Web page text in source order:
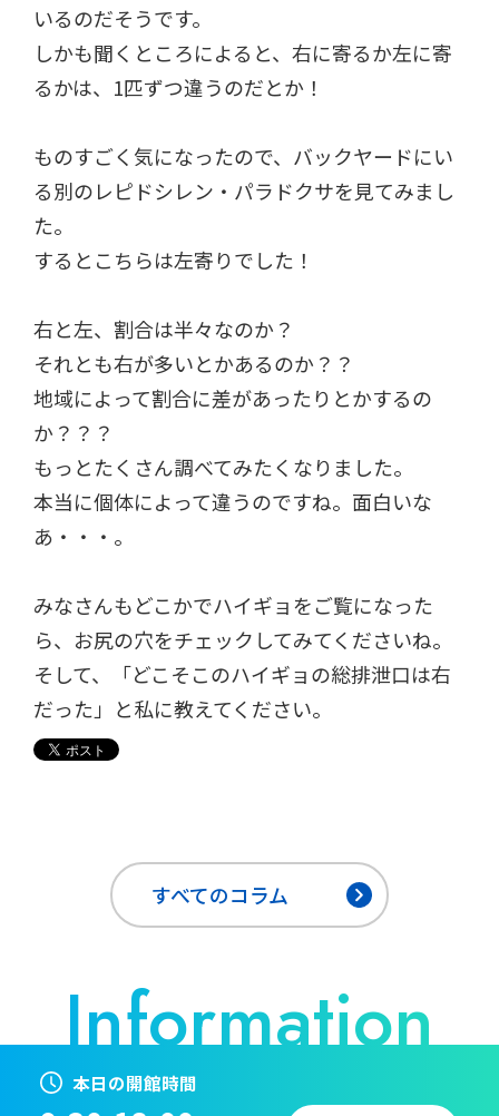
いるのだそうです。
しかも聞くところによると、右に寄るか左に寄
るかは、1匹ずつ違うのだとか！
ものすごく気になったので、バックヤードにい
る別のレピドシレン・パラドクサを見てみまし
た。
するとこちらは左寄りでした！
右と左、割合は半々なのか？
それとも右が多いとかあるのか？？
地域によって割合に差があったりとかするの
か？？？
もっとたくさん調べてみたくなりました。
本当に個体によって違うのですね。面白いな
あ・・・。
みなさんもどこかでハイギョをご覧になった
ら、お尻の穴をチェックしてみてくださいね。
そして、「どこそこのハイギョの総排泄口は右
だった」と私に教えてください。
すべてのコラム
本日の開館時間